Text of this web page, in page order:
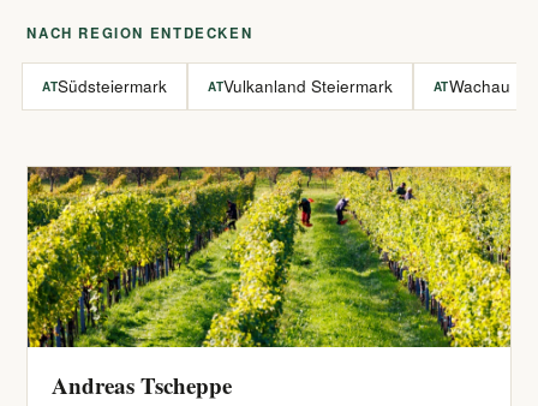
NACH REGION ENTDECKEN
ATSüdsteiermark ATVulkanland Steiermark ATWachau
Andreas Tscheppe